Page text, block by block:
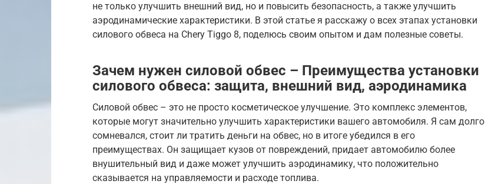
не только улучшить внешний вид, но и повысить безопасность, а также улучшить
аэродинамические характеристики. В этой статье я расскажу о всех этапах установки
силового обвеса на Chery Tiggo 8, поделюсь своим опытом и дам полезные советы.
Зачем нужен силовой обвес – Преимущества установки
силового обвеса: защита, внешний вид, аэродинамика
Силовой обвес – это не просто косметическое улучшение. Это комплекс элементов,
которые могут значительно улучшить характеристики вашего автомобиля. Я сам долго
сомневался, стоит ли тратить деньги на обвес, но в итоге убедился в его
преимуществах. Он защищает кузов от повреждений, придает автомобилю более
внушительный вид и даже может улучшить аэродинамику, что положительно
сказывается на управляемости и расходе топлива.